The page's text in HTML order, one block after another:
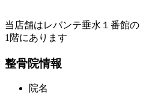
当店舗はレバンテ垂水１番館の
1階にあります
整骨院情報
院名